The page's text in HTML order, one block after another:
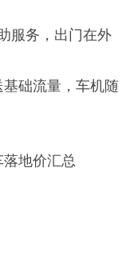
服务，出门在外
础流量，车机随
落地价汇总